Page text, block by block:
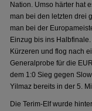
Nation. Umso härter hat
man bei den letzten drei
man bei der
Einzug bis ins
Kürzeren und flog nach
Generalprobe für die
dem 1:0 Sieg gegen
Yilmaz bereits in der 5.
Die Terim-Elf wurde